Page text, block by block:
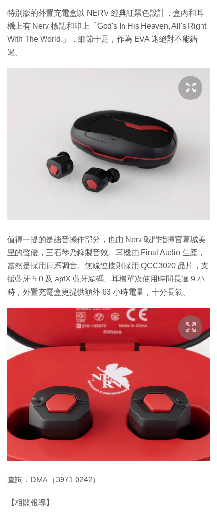
特別版的外置充電盒以 NERV 經典紅黑色設計，盒內和耳
機上有 Nerv 標誌和印上「God's In His Heaven, All's Right
With The World.」，細節十足，作為 EVA 迷絕對不能錯
過。
值得一提的是語音操作部分，也由 Nerv 戰鬥指揮官葛城美
里的聲優，三石琴乃錄製音效。耳機由 Final Audio 生產，
當然是採用日系調音。無線連接則採用 QCC3020 晶片，支
援藍牙 5.0 及 aptX 藍牙編碼。耳機單次使用時間長達 9 小
時，外置充電盒更提供額外 63 小時電量，十分長氣。
查詢：DMA（3971 0242）
【相關報導】